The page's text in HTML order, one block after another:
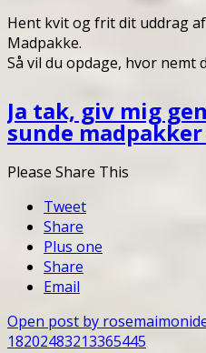
Hent kvit og frit dit uddrag
Madpakke.
Så vil du opdage, hvor nemt
Ja tak, giv mig
sunde
Please Share This
Tweet
Share
Plus one
Share
Email
Open post by
18202483213365445